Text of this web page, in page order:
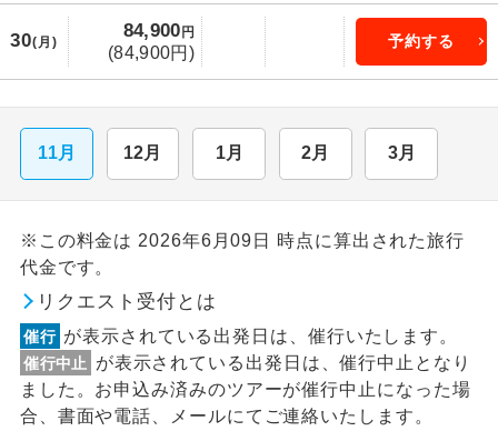
30(月)
84,900 円
(84,900円)
予約する
11月 12月 1月 2月 3月
※この料金は 2026年6月09日 時点に算出された旅行
代金です。
リクエスト受付とは
催行 が表示されている出発日は、催行いたします。
催行中止
が表示されている出発日は、催行中止となり
ました。お申込み済みのツアーが催行中止になった場
合、書面や電話、メールにてご連絡いたします。